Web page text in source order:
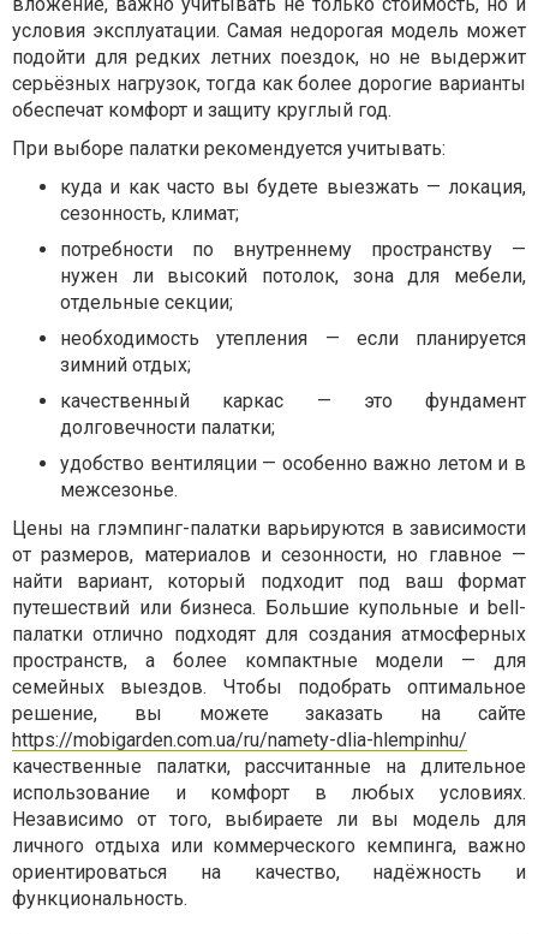
условия эксплуатации. Самая недорогая модель может
подойти для редких летних поездок, но не выдержит
серьёзных нагрузок, тогда как более дорогие варианты
обеспечат комфорт и защиту круглый год.
При выборе палатки рекомендуется учитывать:
куда и как часто вы будете выезжать — локация,
сезонность, климат;
потребности по внутреннему пространству —
нужен ли высокий потолок, зона для мебели,
отдельные секции;
необходимость утепления — если планируется
зимний отдых;
качественный каркас — это фундамент
долговечности палатки;
удобство вентиляции — особенно важно летом и в
межсезонье.
Цены на глэмпинг-палатки варьируются в зависимости
от размеров, материалов и сезонности, но главное —
найти вариант, который подходит под ваш формат
путешествий или бизнеса. Большие купольные и bell-
палатки отлично подходят для создания атмосферных
пространств, а более компактные модели — для
семейных выездов. Чтобы подобрать оптимальное
решение, вы можете заказать на сайте
https://mobigarden.com.ua/ru/namety-dlia-hlempinhu/
качественные палатки, рассчитанные на длительное
использование и комфорт в любых условиях.
Независимо от того, выбираете ли вы модель для
личного отдыха или коммерческого кемпинга, важно
ориентироваться на качество, надёжность и
функциональность.